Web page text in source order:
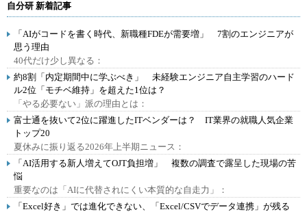
自分研 新着記事
「AIがコードを書く時代、新職種FDEが需要増」 7割のエンジニアが
思う理由
40代だけ少し異なる：
約8割「内定期間中に学ぶべき」 未経験エンジニア自主学習のハード
ル2位「モチベ維持」を超えた1位は？
「やる必要ない」派の理由とは：
富士通を抜いて2位に躍進したITベンダーは？ IT業界の就職人気企業
トップ20
夏休みに振り返る2026年上半期ニュース：
「AI活用する新人増えてOJT負担増」 複数の調査で露呈した現場の苦
悩
重要なのは「AIに代替されにくい本質的な自走力」：
「Excel好き」では進化できない、「Excel/CSVでデータ連携」が残る